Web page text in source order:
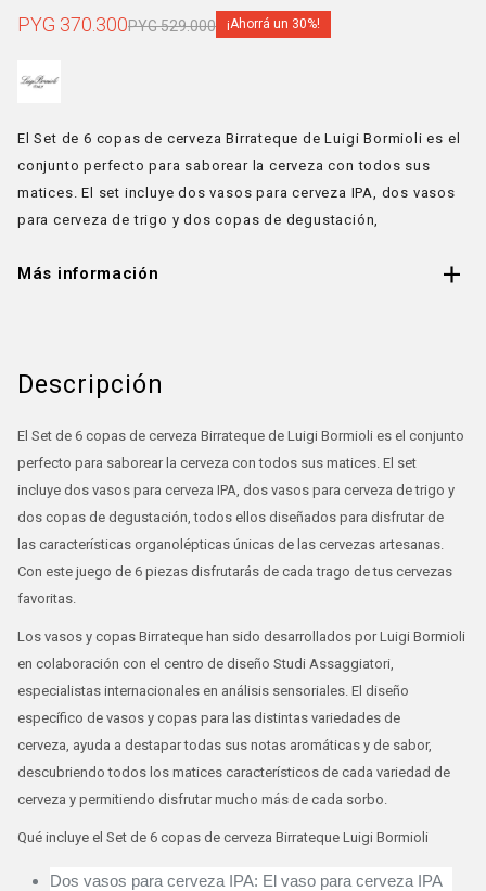
PYG 370.300PYG529.000 30
El Set de 6 copas de cerveza Birrateque de Luigi Bormioli es el
conjunto perfecto para saborear la cerveza con todos sus
matices. El set incluye dos vasos para cerveza IPA, dos vasos
para cerveza de trigo y dos copas de degustación,
Más información
Descripción
El Set de 6 copas de cerveza Birrateque de Luigi Bormioli es el conjunto
perfecto para saborear la cerveza con todos sus matices. El set
incluye dos vasos para cerveza IPA, dos vasos para cerveza de trigo y
dos copas de degustación, todos ellos diseñados para disfrutar de
las características organolépticas únicas de las cervezas artesanas.
Con este juego de 6 piezas disfrutarás de cada trago de tus cervezas
favoritas.
Los vasos y copas Birrateque han sido desarrollados por Luigi Bormioli
en colaboración con el centro de diseño Studi Assaggiatori,
especialistas internacionales en análisis sensoriales. El diseño
específico de vasos y copas para las distintas variedades de
cerveza, ayuda a destapar todas sus notas aromáticas y de sabor,
descubriendo todos los matices característicos de cada variedad de
cerveza y permitiendo disfrutar mucho más de cada sorbo.
Qué incluye el Set de 6 copas de cerveza Birrateque Luigi Bormioli
Dos vasos para cerveza IPA: El vaso para cerveza IPA